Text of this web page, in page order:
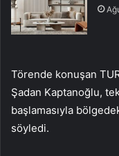
Törende konuşan
Şadan Kaptanoğlu,
başlamasıyla
söyledi.